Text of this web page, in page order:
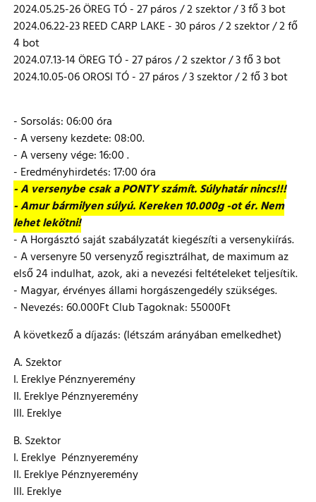
2024.05.25-26 ÖREG TÓ - 27 páros / 2 szektor / 3 fő 3 bot
2024.06.22-23 REED CARP LAKE - 30 páros / 2 szektor / 2 fő
4 bot
2024.07.13-14 ÖREG TÓ - 27 páros / 2 szektor / 3 fő 3 bot
2024.10.05-06 OROSI TÓ - 27 páros / 3 szektor / 2 fő 3 bot
- Sorsolás: 06:00 óra
- A verseny kezdete: 08:00.
- A verseny vége: 16:00 .
- Eredményhirdetés: 17:00 óra
- A versenybe csak a PONTY számít. Súlyhatár nincs!!!
- Amur bármilyen súlyú. Kereken 10.000g -ot ér. Nem
lehet lekötni!
- A Horgásztó saját szabályzatát kiegészíti a versenykiírás.
- A versenyre 50 versenyző regisztrálhat, de maximum az
első 24 indulhat, azok, aki a nevezési feltételeket teljesítik.
- Magyar, érvényes állami horgászengedély szükséges.
- Nevezés: 60.000Ft Club Tagoknak: 55000Ft
A következő a díjazás: (létszám arányában emelkedhet)
A. Szektor
I. Ereklye Pénznyeremény
II. Ereklye Pénznyeremény
III. Ereklye
B. Szektor
I. Ereklye Pénznyeremény
II. Ereklye Pénznyeremény
III. Ereklye